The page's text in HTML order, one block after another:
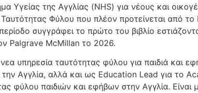
Υγείας της Αγγλίας (NHS) για νέους και
Φύλου που πλέον προτείνεται από
συγγράφει το πρώτο του βιβλίο
Palgrave McMillan το 2026.
υπηρεσία ταυτότητας φύλου για παιδιά και
Αγγλία, αλλά και ως Education Lead για το
φύλου παιδιών και εφήβων στην Αγγλία.